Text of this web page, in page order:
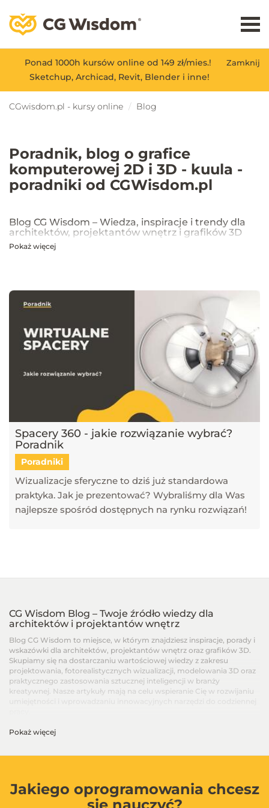
Zamknij
Ponad 1000h kursów online od 149 zł/mies.!
Sketchup, Archicad, Revit, Blender i inne!
CGwisdom.pl - kursy online Blog
Poradnik, blog o grafice
komputerowej 2D i 3D - kuula -
poradniki od CGWisdom.pl
Blog CG Wisdom – Wiedza, inspiracje i trendy dla
architektów, projektantów wnętrz i grafików 3D
Na blogu CG Wisdom znajdziesz praktyczne porady, inspiracje oraz
które pomagają tworzyć profesjonalne i fotorealistyczne wizualizacje.
Dowiesz się również, jak sztuczna inteligencja zmienia pracę
projektantów, jakie są najlepsze praktyki w renderingu oraz jak
optymalizować proces projektowy. Śledź nasz blog, aby pozostać na
bieżąco z technologią i rozwijać swoje umiejętności w projektowaniu
przestrzeni i wizualizacji 3D!
Pokaż więcej
Spacery 360 - jakie rozwiązanie wybrać?
Poradnik
Poradniki
Wizualizacje sferyczne to dziś już standardowa
praktyka. Jak je prezentować? Wybraliśmy dla Was
najlepsze spośród dostępnych na rynku rozwiązań!
CG Wisdom Blog – Twoje źródło wiedzy dla
architektów i projektantów wnętrz
Blog CG Wisdom to miejsce, w którym znajdziesz inspiracje, porady i
wskazówki dla architektów, projektantów wnętrz oraz grafików 3D.
Skupiamy się na dostarczaniu wartościowej wiedzy z zakresu
projektowania, fotorealistycznych wizualizacji, modelowania 3D oraz
praktycznego zastosowania sztucznej inteligencji w branży
kreatywnej. Nasze artykuły mają na celu wspieranie Cię w rozwijaniu
Artykuły dla architektów i projektantów wnętrz –
się wiedzą na temat programów takich jak SketchUp, V-Ray, 3ds Max,
Blender, GstarCAD i innych, aby ułatwić Ci codzienną pracę i w pełni
Pokaż więcej
Jakiego oprogramowania chcesz